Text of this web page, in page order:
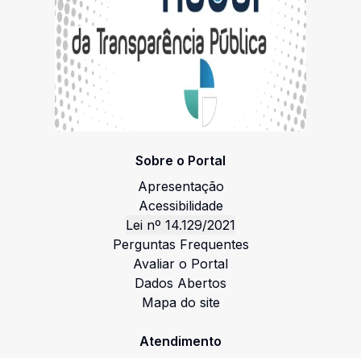
Sobre o Portal
Apresentação
Acessibilidade
Lei nº 14.129/2021
Perguntas Frequentes
Avaliar o Portal
Dados Abertos
Mapa do site
Atendimento